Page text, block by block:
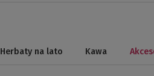
Herbaty na lato Kawa